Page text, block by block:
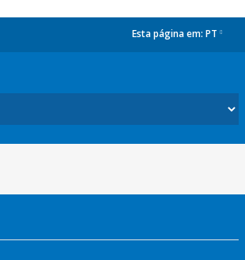
Esta página em: PT